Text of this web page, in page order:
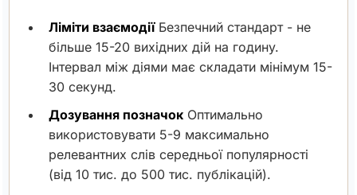
Ліміти взаємодіїБезпечний стандарт - не
більше 15-20 вихідних дій на годину.
Інтервал між діями має складати мінімум 15-
30 секунд.
Дозування позначок Оптимально
використовувати 5-9 максимально
релевантних слів середньої популярності
(від 10 тис. до 500 тис. публікацій).